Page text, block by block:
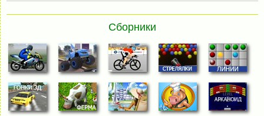
Сборники